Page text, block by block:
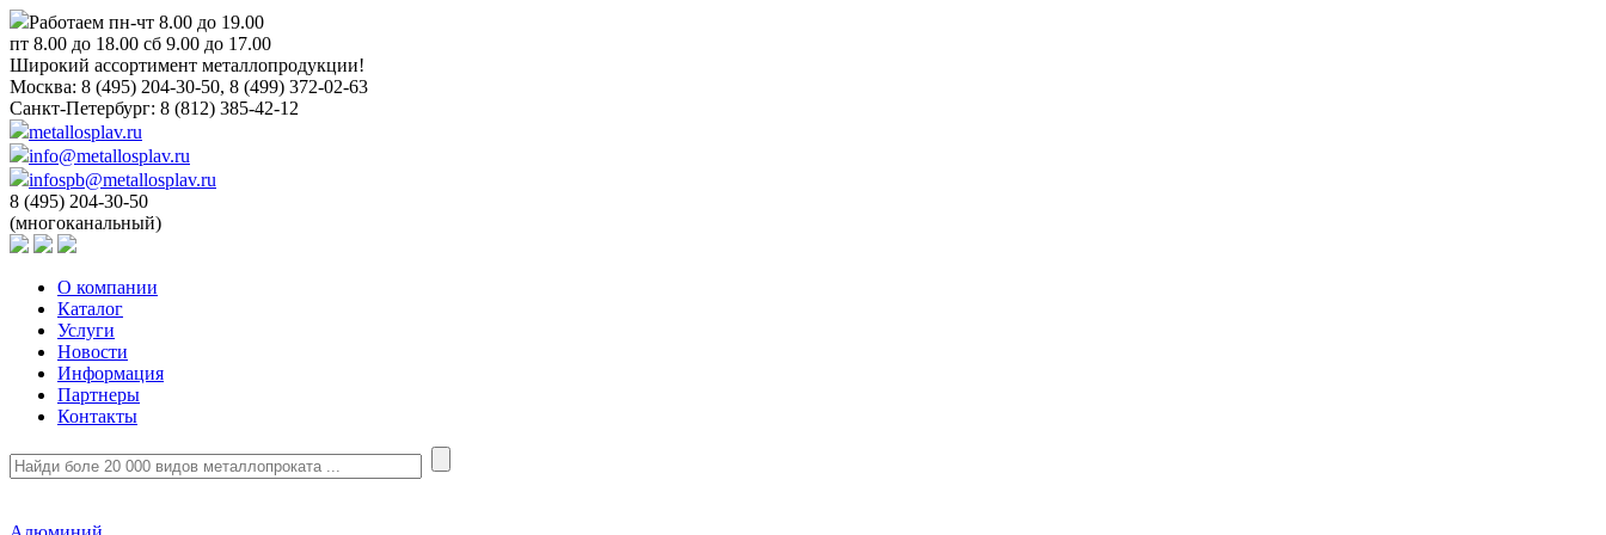
Работаем пн-чт 8.00 до 19.00
пт 8.00 до 18.00 сб 9.00 до 17.00
Широкий ассортимент металлопродукции!
Москва: 8 (495) 204-30-50, 8 (499) 372-02-63
Санкт-Петербург: 8 (812) 385-42-12
metallosplav.ru
info@metallosplav.ru
infospb@metallosplav.ru
8 (495) 204-30-50
(многоканальный)
О компании
Каталог
Услуги
Новости
Информация
Партнеры
Контакты